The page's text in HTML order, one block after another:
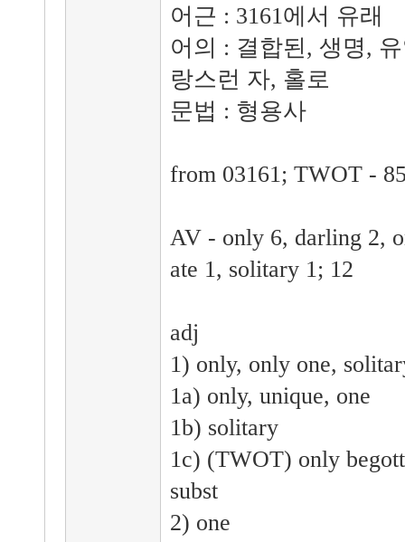
어근 : 3161에서 유래
어의 : 결합된, 생명,
랑스런 자, 홀로
문법 : 형용사
from 03161; TWOT -
AV - only 6, darling 2,
ate 1, solitary 1; 12
adj
1) only, only one,
1a) only, unique, one
1b) solitary
1c) (TWOT) only
subst
2) one